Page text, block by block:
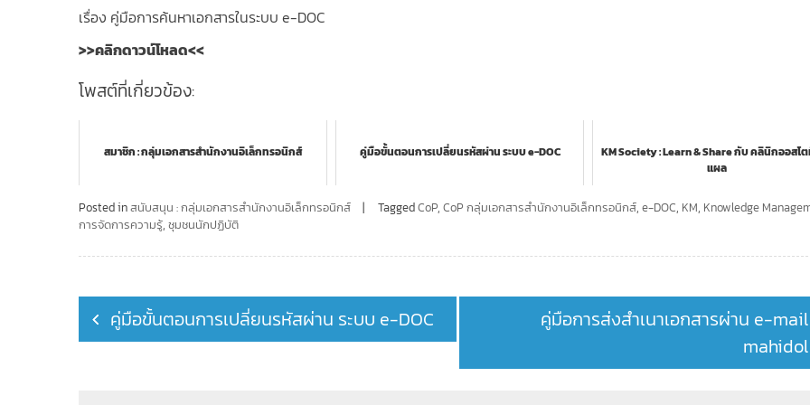
เรื่อง คู่มือการค้นหาเอกสารในระบบ e-DOC
>>คลิกดาวน์โหลด<<
โพสต์ที่เกี่ยวข้อง:
สมาชิก : กลุ่มเอกสารสำนักงานอิเล็กทรอนิกส์ คู่มือขั้นตอนการเปลี่ยนรหัสผ่าน ระบบ e-DOC
KM Society : Learn & Share กับ คลินิกออสโ
แผล
Posted inสนับสนุน : กลุ่มเอกสารสำนักงานอิเล็กทรอนิกส์ TaggedCoP, CoP กลุ่มเอกสารสำนักงานอิเล็กทรอนิกส์, e-DOC, KM, Knowledge
การจัดการความรู้, ชุมชนนักปฏิบัติ
Post
navigation
คู่มือขั้นตอนการเปลี่ยนรหัสผ่าน ระบบ e-DOC
คู่มือการส่งสำเนาเอกสารผ่าน e-mail
mahidol